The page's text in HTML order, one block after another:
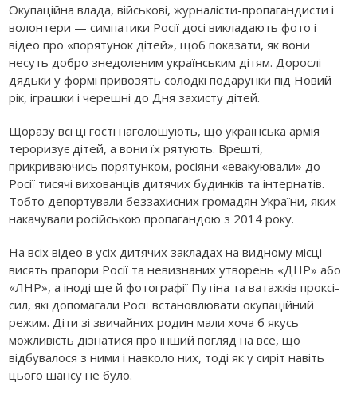
Окупаційна влада, військові, журналісти-пропагандисти і
волонтери — симпатики Росії досі викладають фото і
відео про «порятунок дітей», щоб показати, як вони
несуть добро знедоленим українським дітям. Дорослі
дядьки у формі привозять солодкі подарунки під Новий
рік, іграшки і черешні до Дня захисту дітей.
Щоразу всі ці гості наголошують, що українська армія
тероризує дітей, а вони їх рятують. Врешті,
прикриваючись порятунком, росіяни «евакуювали» до
Росії тисячі вихованців дитячих будинків та інтернатів.
Тобто депортували беззахисних громадян України, яких
накачували російською пропагандою з 2014 року.
На всіх відео в усіх дитячих закладах на видному місці
висять прапори Росії та невизнаних утворень «ДНР» або
«ЛНР», а іноді ще й фотографії Путіна та ватажків проксі-
сил, які допомагали Росії встановлювати окупаційний
режим. Діти зі звичайних родин мали хоча б якусь
можливість дізнатися про інший погляд на все, що
відбувалося з ними і навколо них, тоді як у сиріт навіть
цього шансу не було.